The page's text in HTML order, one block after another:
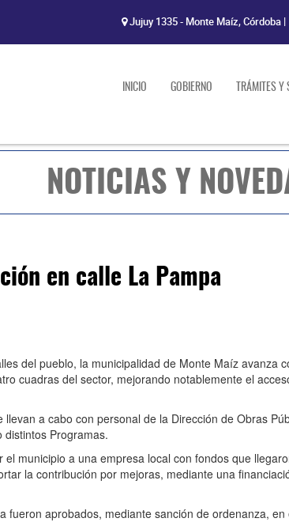
Jujuy 1335 - Monte Maíz, Córdoba |
INICIO GOBIERNO TRÁMITES
NOTICIAS Y
en calle La Pampa
del pueblo, la municipalidad de Monte Maíz avanza
cuadras del sector, mejorando notablemente el
a cabo con personal de la Dirección de Obras
Programas.
municipio a una empresa local con fondos que
la contribución por mejoras, mediante una
fueron aprobados, mediante sanción de ordenanza,